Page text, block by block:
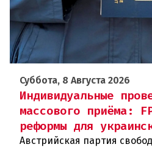
Суббота, 8 Августа 2026
Индивидуальные
массового приёма:
реформы для
Австрийская партия